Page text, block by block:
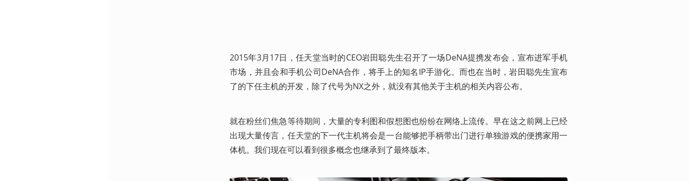
2015年3月17日，任天堂当时的CEO岩田聪先生召开了一场DeNA提携发布会，宣布进军手机
市场，并且会和手机公司DeNA合作，将手上的知名IP手游化。而也在当时，岩田聪先生宣布
了的下任主机的开发，除了代号为NX之外，就没有其他关于主机的相关内容公布。
就在粉丝们焦急等待期间，大量的专利图和假想图也纷纷在网络上流传。早在这之前网上已经
出现大量传言，任天堂的下一代主机将会是一台能够把手柄带出门进行单独游戏的便携家用一
体机。我们现在可以看到很多概念也继承到了最终版本。